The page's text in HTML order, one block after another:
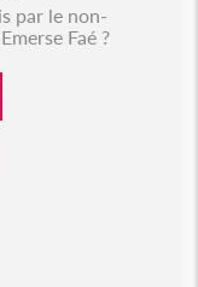
par le non-
Faé ?